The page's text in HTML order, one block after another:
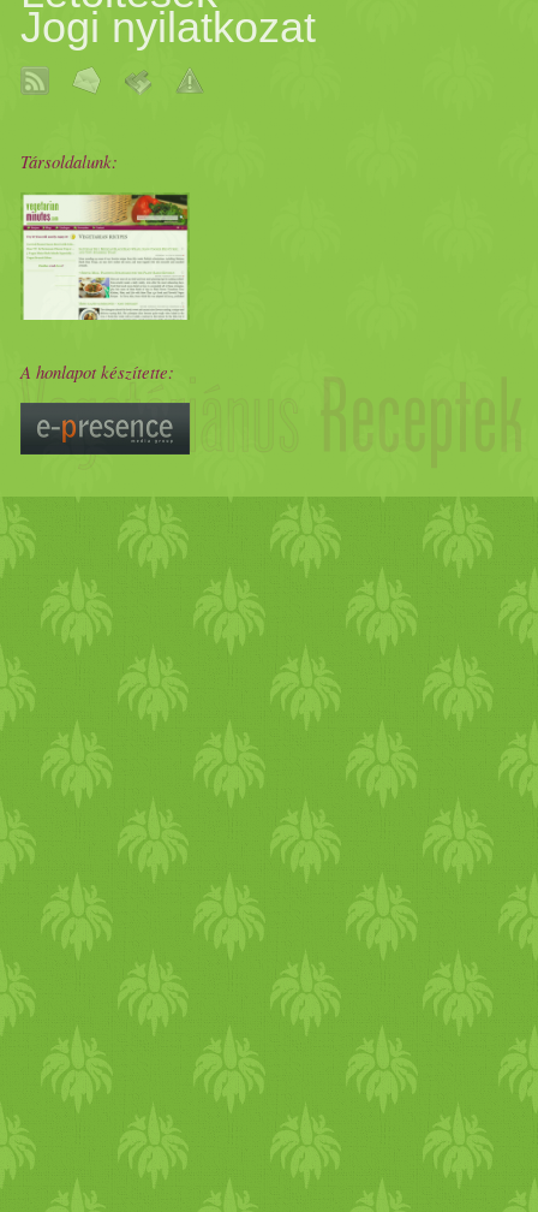
Jogi nyilatkozat
Társoldalunk:
A honlapot készítette: